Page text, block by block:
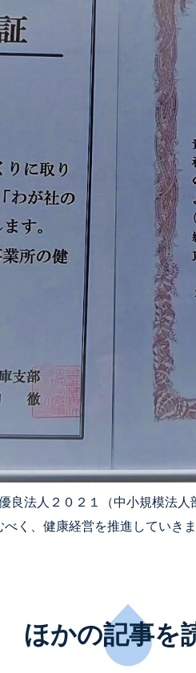
良法人２０２１（中小規模法
く、健康経営を推進していきま
ほかの記事を